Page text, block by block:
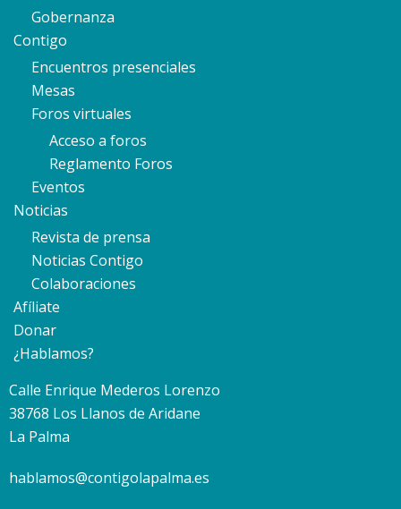
Gobernanza
Contigo
Encuentros presenciales
Mesas
Foros virtuales
Acceso a foros
Reglamento Foros
Eventos
Noticias
Revista de prensa
Noticias Contigo
Colaboraciones
Afíliate
Donar
¿Hablamos?
Calle Enrique Mederos Lorenzo
38768 Los Llanos de Aridane
La Palma
hablamos@contigolapalma.es